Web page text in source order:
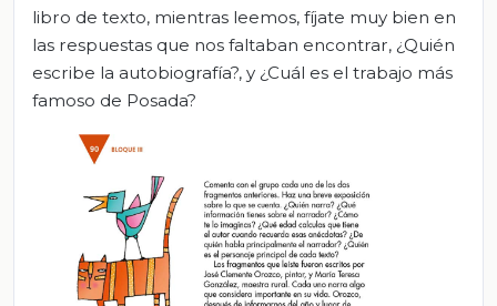
libro de texto, mientras leemos, fíjate muy bien en
las respuestas que nos faltaban encontrar, ¿Quién
escribe la autobiografía?, y ¿Cuál es el trabajo más
famoso de Posada?